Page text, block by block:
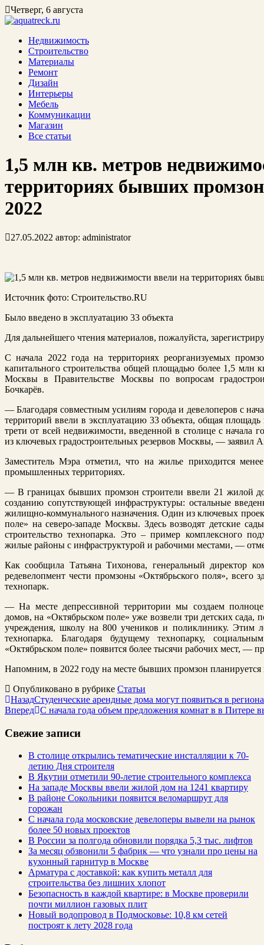
Четверг, 6 августа
Недвижимость
Строительство
Материалы
Ремонт
Дизайн
Интерьеры
Мебель
Коммуникации
Магазин
Все статьи
1,5 млн кв. метров
территориях бывших
2022
27.05.2022 автор: administrator
Источник фото: Строительство.RU
Было введено в эксплуатацию 33 объекта
Для дальнейшего чтения материалов, пожалуйста,
С начала 2022 года на территориях реорганизуемых
капитального строительства общей площадью более 1,5 млн
Москвы в Правительстве Москвы по вопросам
Бочкарёв.
— Благодаря совместным усилиям города и девелоперов с
территорий ввели в эксплуатацию 33 объекта, общая
трети от всей недвижимости, введенной в столице с начала
из ключевых градостроительных резервов Москвы, — заявил
Заместитель Мэра отметил, что на жилье приходится
промышленных территориях.
— В границах бывших промзон строители ввели 21 жилой
созданию сопутствующей инфраструктуры: остальные
жилищно-коммунального назначения. Один из ключевых
поле» на северо-западе Москвы. Здесь возводят детские
строительство технопарка. Это – пример комплексного
жилые районы с инфраструктурой и рабочими местами, —
Как сообщила Татьяна Тихонова, генеральный директор
редевелопмент чести промзоны «Октябрьского поля», всего
технопарк.
— На месте депрессивной территории мы создаем
домов, на «Октябрьском поле» уже возвели три детских сада,
учреждения, школу на 800 учеников и поликлинику. Этим
технопарка. Благодаря будущему технопарку,
«Октябрьском поле» появится более тысячи рабочих мест, —
Напомним, в 2022 году на месте бывших промзон
Опубликовано в рубрике Статьи
НазадСтуденческие арендные дома могут появиться в
Вперед С начала года объем предложения комнат в в Питере
Свежие записи
В столице открылись тематические инсталляции к 70-
летию Дня строителя
В Якутии отметили 90-летие строительного комплекса
На западе Москвы ввели жилой дом на 1241 квартиру
В районе Сокольники появится веломаршрут для
горожан
С начала года московские девелоперы вывели на рынок
более 50 новых проектов
В России за полгода обновили порядка 5,3 тыс. лифтов
За месяц обзвонили 5 фабрик — что узнали про цены на
кухонный гарнитур в Москве
Арматура с доставкой: как купить металл для
строительства без лишних хлопот
Безопасность в каждой квартире: в Москве проверили
почти миллион газовых плит
Новый водопровод в Подмосковье: 10,8 км сетей
построят к лету 2028 года